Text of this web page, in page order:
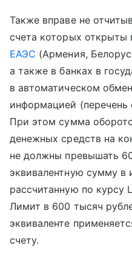
Также вправе не
счета которых открыты
ЕАЭС (Армения,
а также в банках в
в автоматическом
информацией
При этом сумма
денежных средств на
не должны превышать
эквивалентную сумму в
рассчитанную по курсу
Лимит в 600 тысяч
эквиваленте
счету.